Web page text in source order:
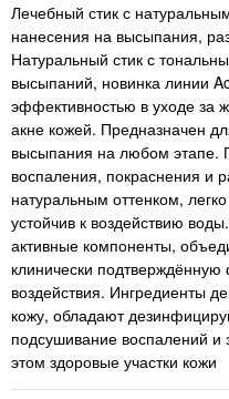
Лечебный стик с
нанесения на высыпания,
Натуральный стик с
высыпаний, новинка линии
эффективностью в уходе за
акне кожей. Предназначен
высыпания на любом этапе.
воспаления, покраснения и
натуральным оттенком,
устойчив к воздействию
активные компоненты,
клинически
воздействия. Ингредиенты
кожу, обладают
подсушивание воспалений
этом здоровые участки кожи